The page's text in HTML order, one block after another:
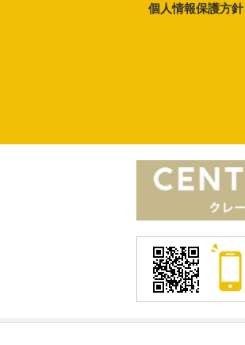
個人情報保護方針